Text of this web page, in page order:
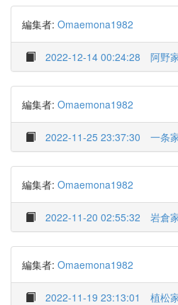
編集者: Omaemona1982
2022-12-14 00:24:28 阿野
編集者: Omaemona1982
2022-11-25 23:37:30 一条
編集者: Omaemona1982
2022-11-20 02:55:32 岩倉
編集者: Omaemona1982
2022-11-19 23:13:01 植松